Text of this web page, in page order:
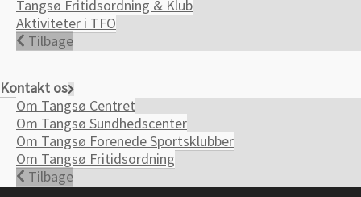
Tangsø Fritidsordning & Klub
Aktiviteter i TFO
Tilbage
Kontakt os
Om Tangsø Centret
Om Tangsø Sundhedscenter
Om Tangsø Forenede Sportsklubber
Om Tangsø Fritidsordning
Tilbage